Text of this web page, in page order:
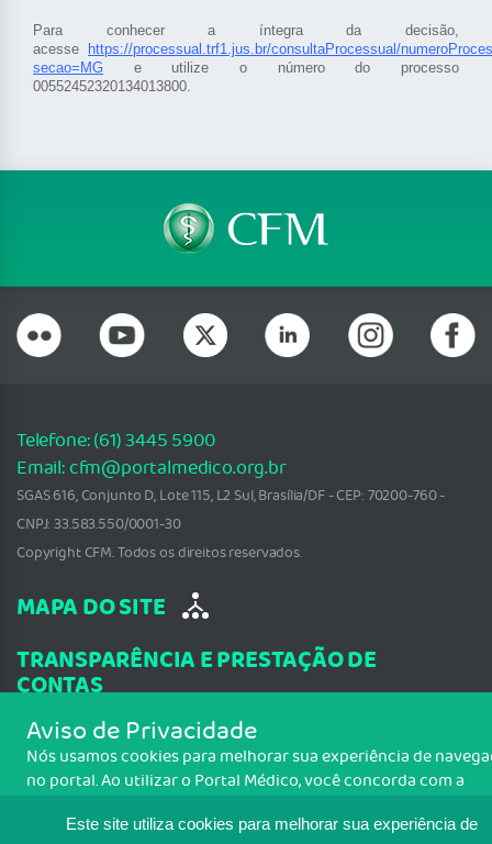
Este site utiliza cookies para melhorar sua experiência de
Para conhecer a íntegra da decisão,
acesse
https://processual.trf1.jus.br/consultaProcessual/
secao=MG e utilize o número do processo
00552452320134013800.
Telefone: (61) 3445 5900
Email: cfm@portalmedico.org.br
SGAS 616, Conjunto D, Lote 115, L2 Sul, Brasília/DF - CEP: 70200-760 -
CNPJ: 33.583.550/0001-30
Copyright CFM. Todos os direitos reservados.
MAPA DO SITE
TRANSPARÊNCIA E PRESTAÇÃO DE
CONTAS
Aviso de Privacidade
Nós usamos cookies para melhorar sua experiência de
no portal. Ao utilizar o Portal Médico, você concorda com a
sobre como isso é feito, acessePolítica de cookies. Se você